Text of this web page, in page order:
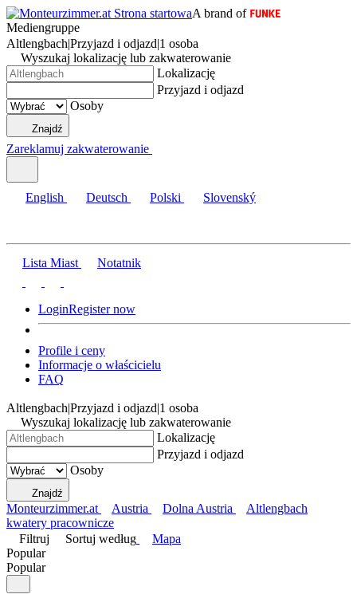
A brand of
Mediengruppe
Altlengbach|Przyjazd i odjazd|1 osoba
Wyszukaj lokalizację lub zakwaterowanie
Lokalizację
Przyjazd i odjazd
Osoby
Znajdź
Zareklamuj zakwaterowanie
English Deutsch Polski Slovenský
Lista Miast Notatnik
LoginRegister now
Profile i ceny
Informacje o właścicielu
FAQ
Altlengbach|Przyjazd i odjazd|1 osoba
Wyszukaj lokalizację lub zakwaterowanie
Lokalizację
Przyjazd i odjazd
Osoby
Znajdź
Monteurzimmer.at Austria Dolna Austria
Altlengbach
kwatery pracownicze
Filtruj
Sortuj według
Mapa
Popular
Popular